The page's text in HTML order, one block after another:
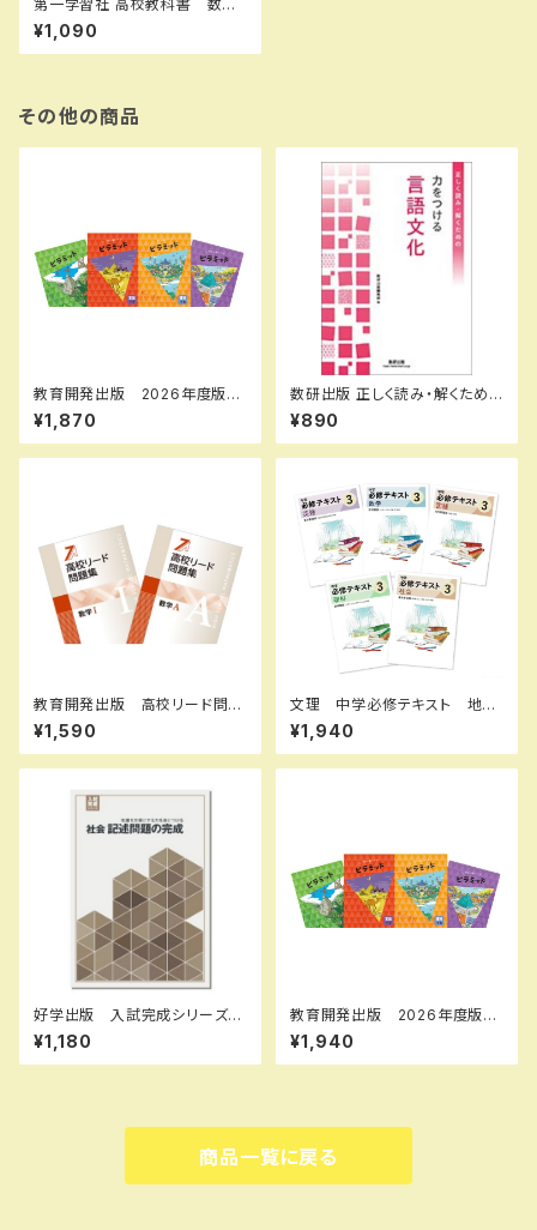
第一学習社 高校教科書 数学 I
［教番：数 I 332］ 新品 IS
BN：9784804008820 ISB
N-10：4804008829 SKU：
¥1,090
その他の商品
教育開発出版 2026年度版
ピラミッド 国語 小1～6 各
学年（選択ください） 問題集本
体と別冊解答つき 新品完全セ
¥1,870
数研出版 正しく読み・解くため
の 力をつける言語文化 新
品 問題集本体のみ 別冊解
答なし ISBN：9784410342
SKU：003262141
¥890
教育開発出版 高校リード問題
集 数学 I , A 2026年度版
各科目（選択ください） 新品完
全セット
¥1,590
文理 中学必修テキスト 地
理・歴史・社会中3（公民）（ご選
択ください） 2026年度版 新
品完全セット
¥1,940
好学出版 入試完成シリーズ
社会 記述問題の完成 2026
年度版 新品完全セット ISB
N：B0D3B7Q6LL ISBN-10：
¥1,180
教育開発出版 2026年度版
ピラミッド 社会 小5，6 各
学年（選択ください） 問題集本
体と別冊解答つき 新品完全セ
¥1,940
商品一覧に戻る